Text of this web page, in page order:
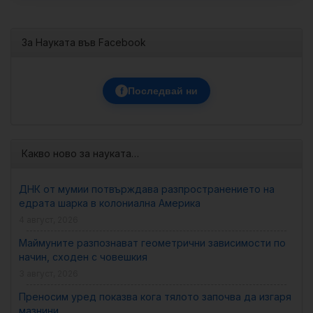
За Науката във Facebook
f Последвай ни
Какво ново за науката…
ДНК от мумии потвърждава разпространението на
едрата шарка в колониална Америка
Маймуните разпознават геометрични зависимости по
начин, сходен с човешкия
Преносим уред показва кога тялото започва да изгаря
мазнини